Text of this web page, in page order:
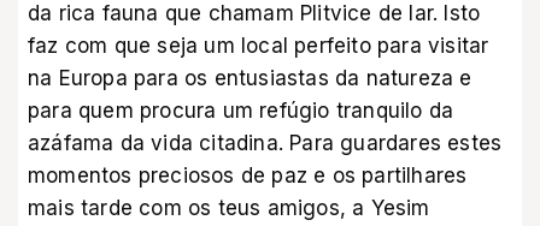
da rica fauna que chamam Plitvice de lar. Isto
faz com que seja um local perfeito para visitar
na Europa para os entusiastas da natureza e
para quem procura um refúgio tranquilo da
azáfama da vida citadina. Para guardares estes
momentos preciosos de paz e os partilhares
mais tarde com os teus amigos, a Yesim